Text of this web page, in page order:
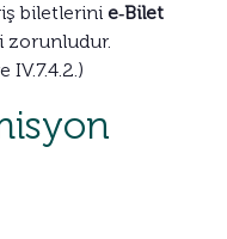
biletlerini e‑Bilet
zorunludur.
IV.7.4.2.)